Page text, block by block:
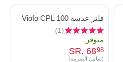
فلتر عدسة Viofo CPL 100
(1)
متوفر
SR. 6898
(شامل الضريبة)